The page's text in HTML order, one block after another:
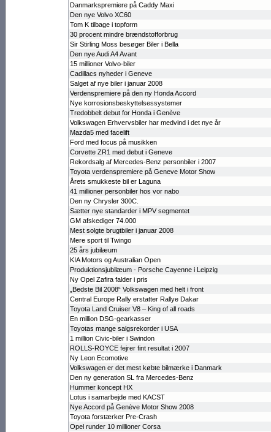
Danmarks­premiere på Caddy Maxi
Den nye Volvo XC60
Tom K tilbage i topform
30 procent min­dre brændstof­forbrug
Sir Stirling Moss besøger Biler i Bella
Den nye Audi A4 Avant
15 millioner Volvo-biler
Cadillacs nyheder i Geneve
Salget af nye biler i januar 2008
Verdenspremiere på den ny Honda Accord
Nye korrosions­beskyttel­ses­systemer
Tredobbelt debut for Honda i Genève
Volkswagen Erhvervsbiler har medvind i det nye år
Mazda5 med facelift
Ford med focus på musikken
Corvette ZR1 med debut i Geneve
Rekordsalg af Mercedes-Benz personbiler i 2007
Toyota verdens­premiere på Geneve Motor Show
Årets smukkeste bil er Laguna
41 millioner personbiler hos vor nabo
Den ny Chrysler 300C.
Sætter nye standarder i MPV seg­men­tet
GM afskediger 74.000
Mest solgte brugtbiler i januar 2008
Mere sport til Twingo
25 års jubilæum
KIA Motors og Australian Open
Produktionsjubi­læum - Porsche Cayenne i Leipzig
Ny Opel Zafira falder i pris
„Bedste Bil 2008“ Volkswagen med helt i front
Central Europe Rally erstatter Rallye Dakar
Toyota Land Cruiser V8 – King of all roads
En million DSG-gearkasser
Toyotas mange salgsrekorder i USA
1 million Civic-biler i Swindon
ROLLS-ROYCE fejrer fint resultat i 2007
Ny Leon Ecomotive
Volkswagen er det mest købte bilmærke i Danmark
Den ny generation SL fra Mercedes-Benz
Hummer koncept HX
Lotus i samarbejde med KACST
Nye Accord på Genève Motor Show 2008
Toyota forstærker Pre-Crash
Opel runder 10 millioner Corsa